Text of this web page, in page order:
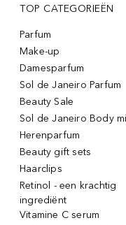
TOP CATEGORIEËN
Parfum
Make-up
Damesparfum
Sol de Janeiro Parfum
Beauty Sale
Sol de Janeiro Body
Herenparfum
Beauty gift sets
Haarclips
Retinol - een krachtig
ingrediënt
Vitamine C serum